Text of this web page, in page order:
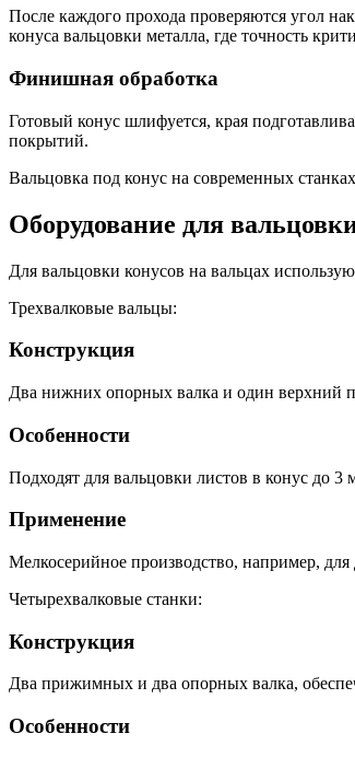
После каждого прохода проверяются угол
конуса вальцовки металла, где точность
Финишная обработка
Готовый конус шлифуется, края
покрытий.
Вальцовка под конус на современных
Оборудование для
Для вальцовки конусов на вальцах
Трехвалковые вальцы:
Конструкция
Два нижних опорных валка и один верхний
Особенности
Подходят для вальцовки листов в конус до
Применение
Мелкосерийное производство, например,
Четырехвалковые станки:
Конструкция
Два прижимных и два опорных валка,
Особенности